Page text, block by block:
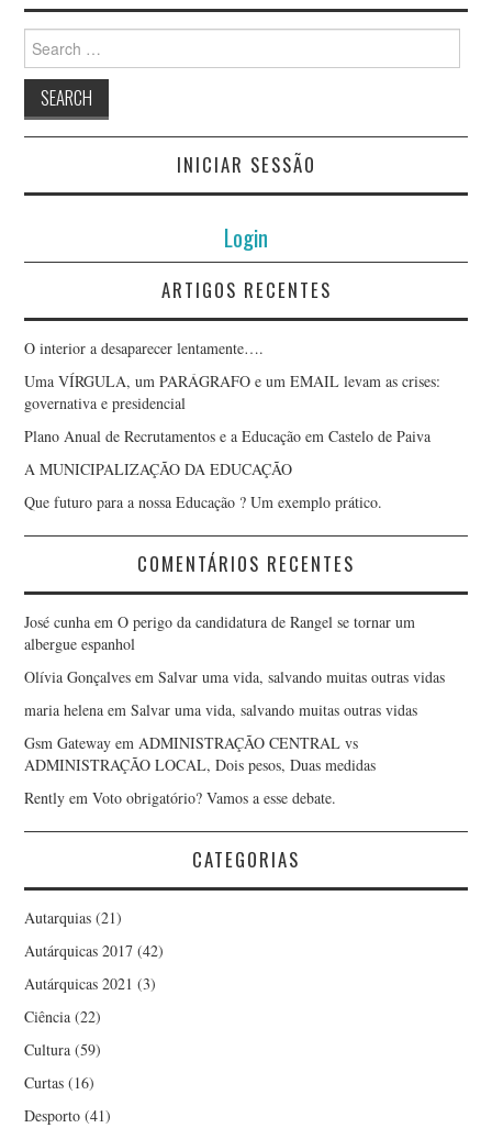
Search
for:
INICIAR SESSÃO
Login
ARTIGOS RECENTES
O interior a desaparecer lentamente….
Uma VÍRGULA, um PARÁGRAFO e um EMAIL levam as crises:
governativa e presidencial
Plano Anual de Recrutamentos e a Educação em Castelo de Paiva
A MUNICIPALIZAÇÃO DA EDUCAÇÃO
Que futuro para a nossa Educação ? Um exemplo prático.
COMENTÁRIOS RECENTES
José cunha emO perigo da candidatura de Rangel se tornar um
albergue espanhol
Olívia Gonçalves emSalvar uma vida, salvando muitas outras vidas
maria helena emSalvar uma vida, salvando muitas outras vidas
Gsm Gateway emADMINISTRAÇÃO CENTRAL vs
ADMINISTRAÇÃO LOCAL, Dois pesos, Duas medidas
Rently emVoto obrigatório? Vamos a esse debate.
CATEGORIAS
Autarquias (21)
Autárquicas 2017 (42)
Autárquicas 2021 (3)
Ciência (22)
Cultura (59)
Curtas (16)
Desporto (41)